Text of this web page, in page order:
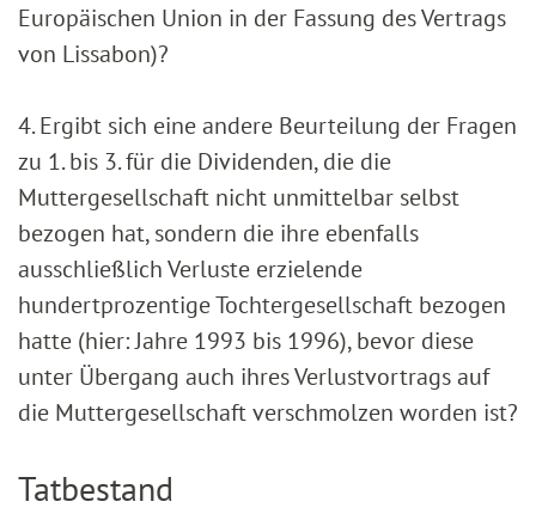
Europäischen Union in der Fassung des Vertrags
von Lissabon)?
4. Ergibt sich eine andere Beurteilung der Fragen
zu 1. bis 3. für die Dividenden, die die
Muttergesellschaft nicht unmittelbar selbst
bezogen hat, sondern die ihre ebenfalls
ausschließlich Verluste erzielende
hundertprozentige Tochtergesellschaft bezogen
hatte (hier: Jahre 1993 bis 1996), bevor diese
unter Übergang auch ihres Verlustvortrags auf
die Muttergesellschaft verschmolzen worden ist?
Tatbestand